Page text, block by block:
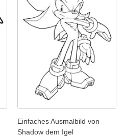
Einfaches Ausmalbild von
Shadow dem Igel